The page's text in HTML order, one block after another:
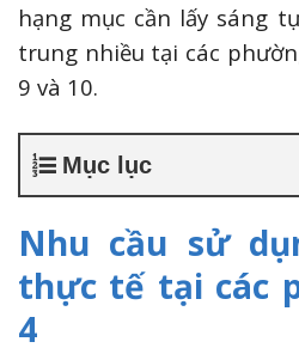
hạng mục cần lấy sáng
trung nhiều tại các
9 và 10.
Mục lục
Nhu cầu sử
thực tế tại các
4